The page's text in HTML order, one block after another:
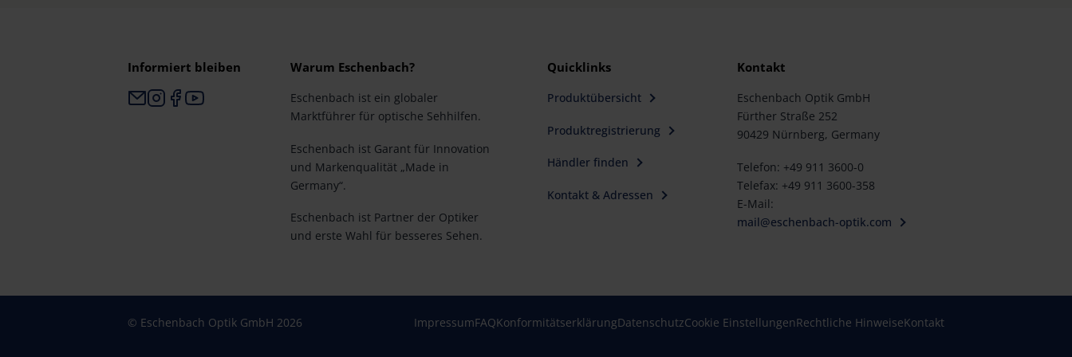
Informiert bleiben Warum Eschenbach?
Eschenbach ist ein globaler
Marktführer für optische Sehhilfen.
Eschenbach ist Garant für Innovation
und Markenqualität „Made in
Germany“.
Eschenbach ist Partner der Optiker
und erste Wahl für besseres Sehen.
Quicklinks
Produktübersicht
Produktregistrierung
Händler finden
Kontakt & Adressen
Kontakt
Eschenbach Optik GmbH
Fürther Straße 252
90429 Nürnberg, Germany
Telefon: +49 911 3600-0
Telefax: +49 911 3600-358
E-Mail:
mail@eschenbach-optik.com
© Eschenbach Optik GmbH 2026 ImpressumFAQKonformitätserklärungDatenschutzCookie EinstellungenRechtliche HinweiseKontakt